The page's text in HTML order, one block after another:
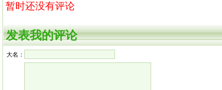
暂时还没有评论
发表我的评论
大名：